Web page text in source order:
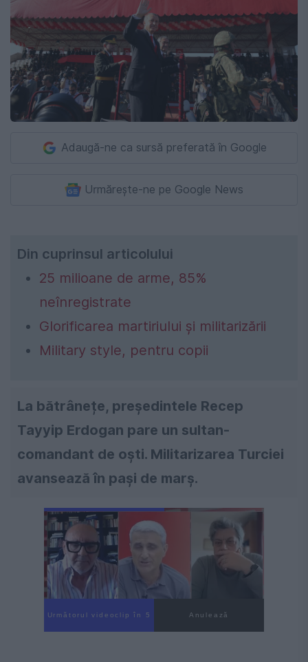
Adaugă-ne ca sursă preferată în Google
Urmărește-ne pe Google News
Din cuprinsul articolului
25 milioane de arme, 85%
neînregistrate
Glorificarea martiriului și militarizării
Military style, pentru copii
La bătrânețe, președintele Recep
Tayyip Erdogan pare un sultan-
comandant de oști. Militarizarea Turciei
avansează în pași de marș.
Următorul videoclip în 3 Anulează